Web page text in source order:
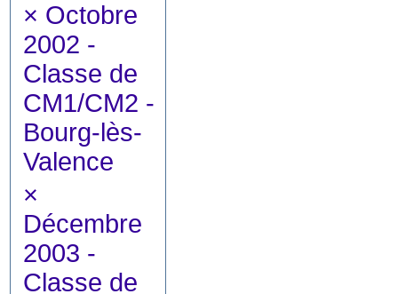
× Octobre
2002 -
Classe de
CM1/CM2 -
Bourg-lès-
Valence
×
Décembre
2003 -
Classe de